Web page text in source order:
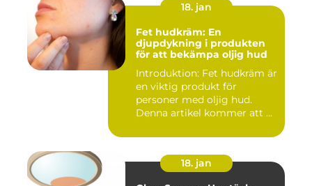
18. jan
Fet hudkräm: En
djupdykning i produkten
för att bekämpa oljig hud
Introduktion: Fet hudkräm är
en viktig produkt för
personer med oljig hud.
Denna artikel kommer att ...
18. jan